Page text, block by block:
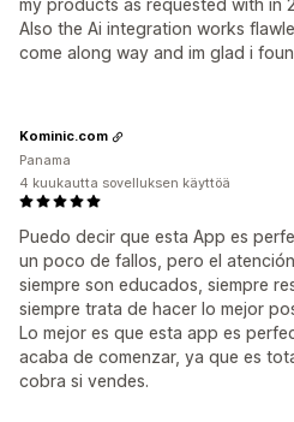
Also the Ai integration works
come along way and im glad i
Puedo decir que esta App es
un poco de fallos, pero el
siempre son educados, siempre
siempre trata de hacer lo mejor
Lo mejor es que esta app es
acaba de comenzar, ya que es
cobra si vendes.
Kominic.com
Panama
4 kuukautta sovelluksen käyttöä